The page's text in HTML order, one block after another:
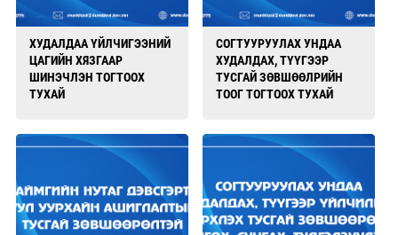
ХУДАЛДАА ҮЙЛЧИГЭЭНИЙ
ЦАГИЙН ХЯЗГААР
ШИНЭЧЛЭН ТОГТООХ
ТУХАЙ
СОГТУУРУУЛАХ УНДАА
ХУДАЛДАХ, ТҮҮГЭЭР
ТУСГАЙ ЗӨВШӨӨЛРИЙН
ТООГ ТОГТООХ ТУХАЙ